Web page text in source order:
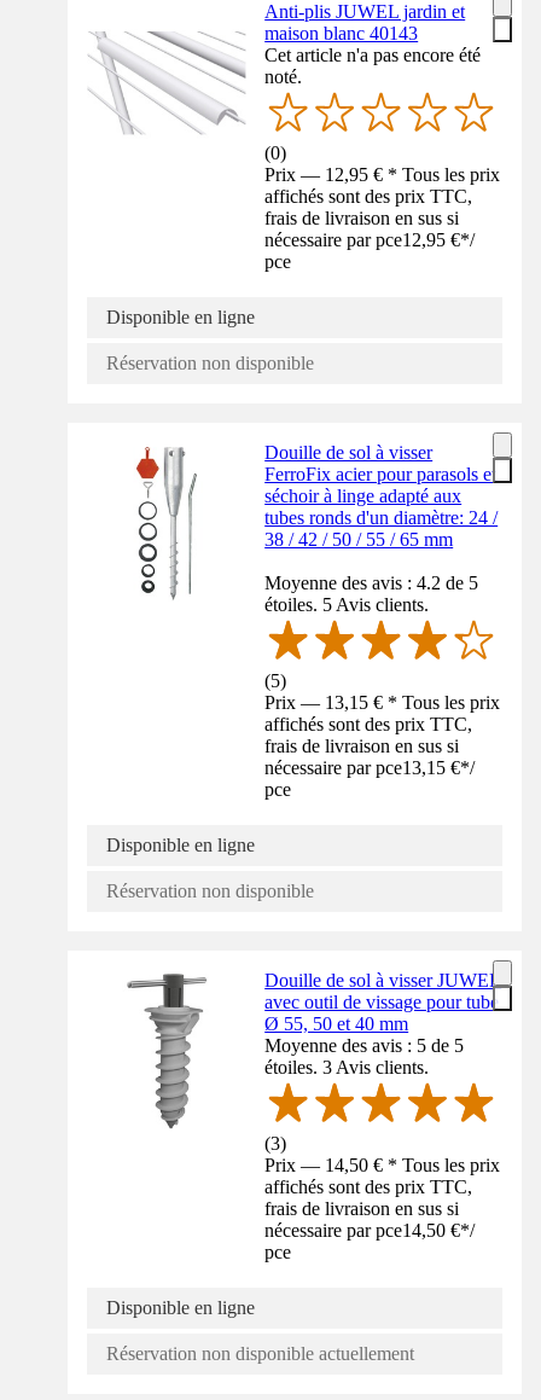
Anti-plis JUWEL jardin et
maison blanc 40143
Cet article n'a pas encore été
noté.
(0)
Prix — 12,95 € * Tous les prix
affichés sont des prix TTC,
frais de livraison en sus si
nécessaire par pce12,95 €*/
pce
Disponible en ligne
Réservation non disponible
Douille de sol à visser
FerroFix acier pour parasols et
séchoir à linge adapté aux
tubes ronds d'un diamètre: 24 /
38 / 42 / 50 / 55 / 65 mm
Moyenne des avis : 4.2 de 5
étoiles. 5 Avis clients.
(5)
Prix — 13,15 € * Tous les prix
affichés sont des prix TTC,
frais de livraison en sus si
nécessaire par pce13,15 €*/
pce
Disponible en ligne
Réservation non disponible
Douille de sol à visser JUWEL
avec outil de vissage pour tube
Ø 55, 50 et 40 mm
Moyenne des avis : 5 de 5
étoiles. 3 Avis clients.
(3)
Prix — 14,50 € * Tous les prix
affichés sont des prix TTC,
frais de livraison en sus si
nécessaire par pce14,50 €*/
pce
Disponible en ligne
Réservation non disponible actuellement